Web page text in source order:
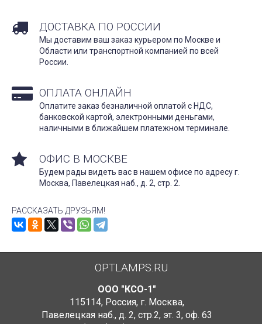
ДОСТАВКА ПО РОССИИ
Мы доставим ваш заказ курьером по Москве и
Области или транспортной компанией по всей
России.
ОПЛАТА ОНЛАЙН
Оплатите заказ безналичной оплатой с НДС,
банковской картой, электронными деньгами,
наличными в ближайшем платежном терминале.
ОФИС В МОСКВЕ
Будем рады видеть вас в нашем офисе по адресу г.
Москва, Павелецкая наб., д. 2, стр. 2.
РАССКАЗАТЬ ДРУЗЬЯМ!
OPTLAMPS.RU
ООО "КСО-1"
115114, Россия, г. Москва,
Павелецкая наб., д. 2, стр.2, эт. 3, оф. 63